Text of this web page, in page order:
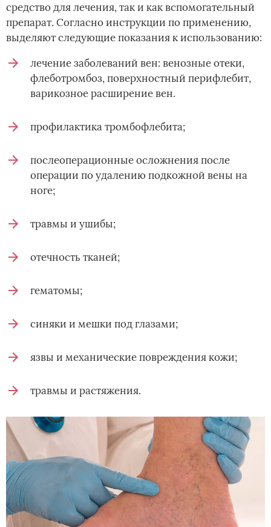
средство для лечения, так и как вспомогательный
препарат. Согласно инструкции по применению,
выделяют следующие показания к использованию:
лечение заболеваний вен: венозные отеки,
флеботромбоз, поверхностный перифлебит,
варикозное расширение вен.
профилактика тромбофлебита;
послеоперационные осложнения после
операции по удалению подкожной вены на
ноге;
травмы и ушибы;
отечность тканей;
гематомы;
синяки и мешки под глазами;
язвы и механические повреждения кожи;
травмы и растяжения.